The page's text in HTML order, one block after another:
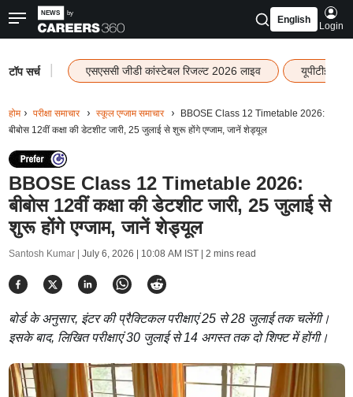
English
Login
टॉप सर्च एसएससी जीडी कांस्टेबल रिजल्ट 2026 लाइव यूपीटीईटी
होम परीक्षा समाचार स्कूल एग्जाम समाचार
BBOSE Class 12 Timetable 2026:
बीबोस 12वीं कक्षा की डेटशीट जारी, 25 जुलाई से शुरू होंगे एग्जाम, जानें शेड्यूल
BBOSE Class 12 Timetable 2026:
बीबोस 12वीं कक्षा की डेटशीट जारी, 25 जुलाई से
शुरू होंगे एग्जाम, जानें शेड्यूल
Santosh Kumar | July 6, 2026 | 10:08 AM IST| 2 mins read
बोर्ड के अनुसार, इंटर की प्रैक्टिकल परीक्षाएं 25 से 28 जुलाई तक चलेंगी।
इसके बाद, लिखित परीक्षाएं 30 जुलाई से 14 अगस्त तक दो शिफ्ट में होंगी।